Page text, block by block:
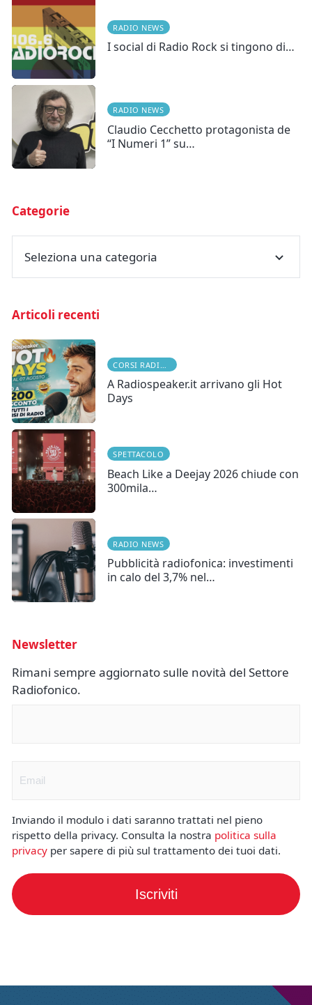
RADIO NEWS
I social di Radio Rock si tingono di…
RADIO NEWS
Claudio Cecchetto protagonista de
“I Numeri 1” su…
Categorie
Seleziona una categoria
Articoli recenti
A Radiospeaker.it arrivano gli Hot
Days
SPETTACOLO
Beach Like a Deejay 2026 chiude con
300mila…
RADIO NEWS
Pubblicità radiofonica: investimenti
in calo del 3,7% nel…
Newsletter
Rimani sempre aggiornato sulle novità del Settore
Radiofonico.
(Obbligatorio)
Inviando il modulo i dati saranno trattati nel pieno
rispetto della privacy. Consulta la nostra politica sulla
privacy per sapere di più sul trattamento dei tuoi dati.